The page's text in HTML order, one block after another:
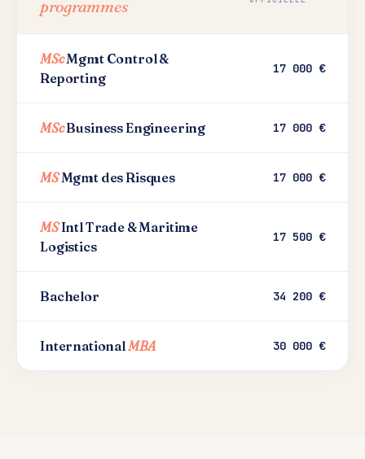
programmes
MScMgmt Control &
Reporting
17 000 €
MScBusiness Engineering 17 000 €
MSMgmt des Risques 17 000 €
MSIntl Trade & Maritime
Logistics
17 500 €
Bachelor 34 200 €
InternationalMBA 30 000 €